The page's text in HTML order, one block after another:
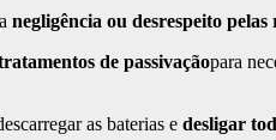
negligência ou desrespeito pelas
de passivaçãopara
as baterias e desligar